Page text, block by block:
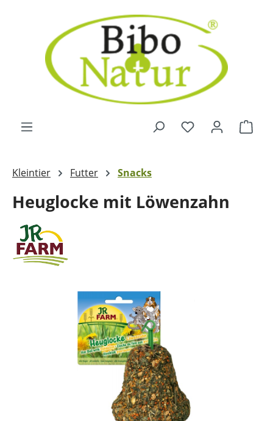
Zum Hauptinhalt springen
Kleintier Futter Snacks
Heuglocke mit Löwenzahn
Bildergalerie überspringen